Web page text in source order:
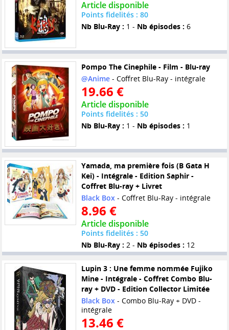
Article disponible
Points fidelités : 80
Nb Blu-Ray : 1 - Nb épisodes : 6
Pompo The Cinephile - Film - Blu-ray
@Anime- Coffret Blu-Ray - intégrale
19.66 €
Article disponible
Points fidelités : 50
Nb Blu-Ray : 1 - Nb épisodes : 1
Yamada, ma première fois (B Gata H
Kei) - Intégrale - Edition Saphir -
Coffret Blu-ray + Livret
Black Box - Coffret Blu-Ray - intégrale
8.96 €
Article disponible
Points fidelités : 50
Nb Blu-Ray : 2 - Nb épisodes : 12
Lupin 3 : Une femme nommée Fujiko
Mine - Intégrale - Coffret Combo Blu-
ray + DVD - Edition Collector Limitée
Black Box - Combo Blu-Ray + DVD -
intégrale
13.46 €